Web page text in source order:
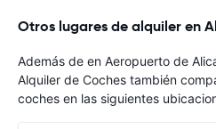
Otros lugares de alquiler en
Además de en Aeropuerto de
Alquiler de Coches también
coches en las siguientes